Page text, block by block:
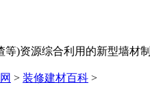
等)资源综合利用的新型墙材
> 装修建材百科 >